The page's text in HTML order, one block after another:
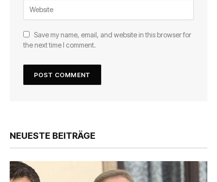
Save my name, email, and website in this browser for
the next time I comment.
NEUESTE BEITRÄGE